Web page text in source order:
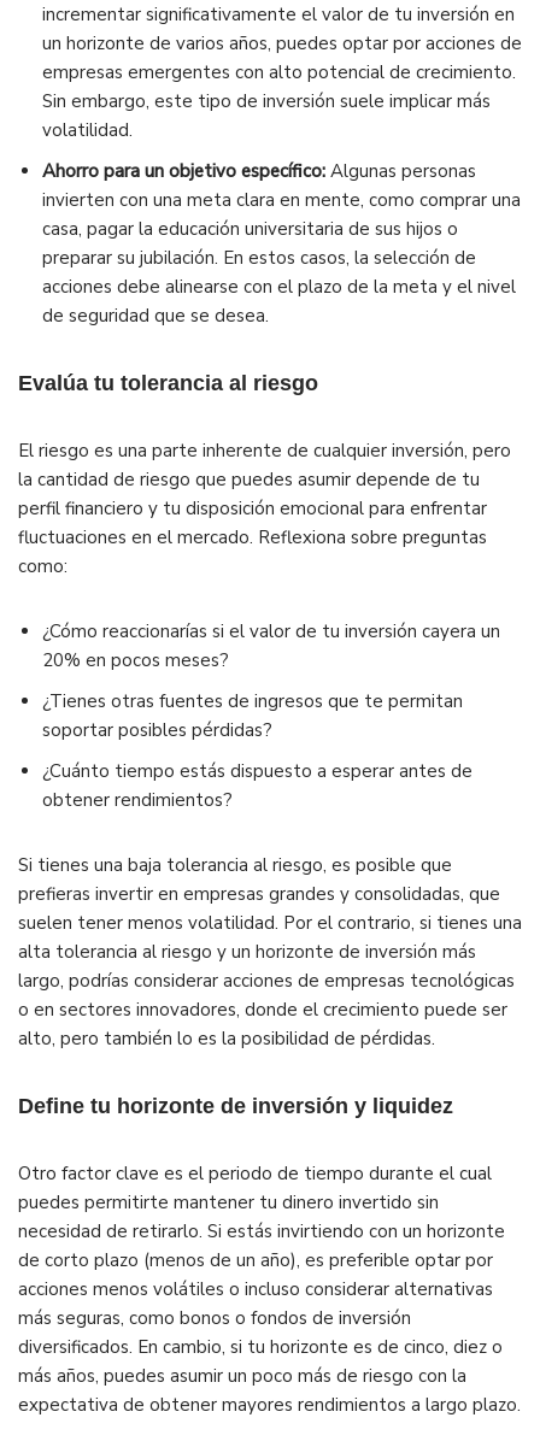
incrementar significativamente el valor de tu inversión en
un horizonte de varios años, puedes optar por acciones de
empresas emergentes con alto potencial de crecimiento.
Sin embargo, este tipo de inversión suele implicar más
volatilidad.
Ahorro para un objetivo específico: Algunas personas
invierten con una meta clara en mente, como comprar una
casa, pagar la educación universitaria de sus hijos o
preparar su jubilación. En estos casos, la selección de
acciones debe alinearse con el plazo de la meta y el nivel
de seguridad que se desea.
Evalúa tu tolerancia al riesgo
El riesgo es una parte inherente de cualquier inversión, pero
la cantidad de riesgo que puedes asumir depende de tu
perfil financiero y tu disposición emocional para enfrentar
fluctuaciones en el mercado. Reflexiona sobre preguntas
como:
¿Cómo reaccionarías si el valor de tu inversión cayera un
20% en pocos meses?
¿Tienes otras fuentes de ingresos que te permitan
soportar posibles pérdidas?
¿Cuánto tiempo estás dispuesto a esperar antes de
obtener rendimientos?
Si tienes una baja tolerancia al riesgo, es posible que
prefieras invertir en empresas grandes y consolidadas, que
suelen tener menos volatilidad. Por el contrario, si tienes una
alta tolerancia al riesgo y un horizonte de inversión más
largo, podrías considerar acciones de empresas tecnológicas
o en sectores innovadores, donde el crecimiento puede ser
alto, pero también lo es la posibilidad de pérdidas.
Define tu horizonte de inversión y liquidez
Otro factor clave es el periodo de tiempo durante el cual
puedes permitirte mantener tu dinero invertido sin
necesidad de retirarlo. Si estás invirtiendo con un horizonte
de corto plazo (menos de un año), es preferible optar por
acciones menos volátiles o incluso considerar alternativas
más seguras, como bonos o fondos de inversión
diversificados. En cambio, si tu horizonte es de cinco, diez o
más años, puedes asumir un poco más de riesgo con la
expectativa de obtener mayores rendimientos a largo plazo.